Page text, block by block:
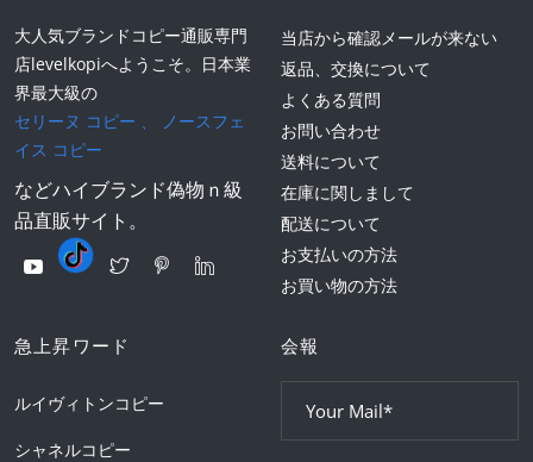
大人気ブランドコピー通販専門
店levelkopiへようこそ。日本業
界最大級の
セリーヌ コピー 、
ノースフェ
イス コピー
などハイブランド偽物ｎ級
品直販サイト。
当店から確認メールが来ない
返品、交換について
よくある質問
お問い合わせ
送料について
在庫に関しまして
配送について
お支払いの方法
お買い物の方法
急上昇ワード
ルイヴィトンコピー
シャネルコピー
会報